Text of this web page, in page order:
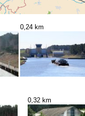
0,24 km
0,32 km